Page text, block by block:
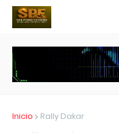
Inicio Rally Dakar